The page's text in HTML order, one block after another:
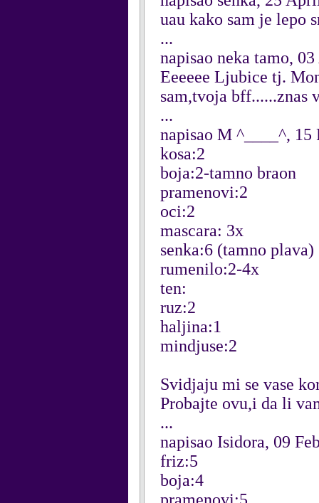
uau kako sam je lepo
...
napisao neka tamo,
Eeeeee Ljubice tj.
sam,tvoja bff......znas
...
napisao M ^____^, 15
kosa:2
boja:2-tamno braon
pramenovi:2
oci:2
mascara: 3x
senka:6 (tamno plava)
rumenilo:2-4x
ten:
ruz:2
haljina:1
mindjuse:2
Svidjaju mi se vase
Probajte ovu,i da li
...
napisao Isidora, 09
friz:5
boja:4